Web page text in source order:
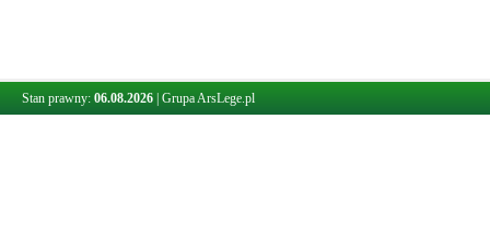
Stan prawny: 06.08.2026 Grupa ArsLege.pl